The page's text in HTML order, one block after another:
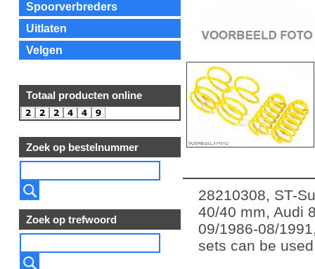
Spoorverbreders
Uitlaten
Velgen
Totaal producten online
Zoek op bestelnummer
Zoek op trefwoord
28210308, ST-
40/40 mm, Audi
09/1986-08/
sets can be